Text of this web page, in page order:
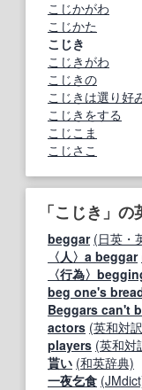
こじかがわ
こじかた
こじき
こじきがわ
こじきの
こじきは選り好
こじきをする
こじこま
こじさこ
「こじき」
beggar (日英・
〈人〉a beggar
〈行為〉
beg one's
Beggars can't
actors (英和対
players (英和対
貰い (和英辞典)
一夜乞食